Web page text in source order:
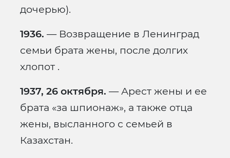
дочерью).
1936. — Возвращение в Ленинград
семьи брата жены, после долгих
хлопот .
1937, 26 октября. — Арест жены и ее
брата «за шпионаж», а также отца
жены, высланного с семьей в
Казахстан.